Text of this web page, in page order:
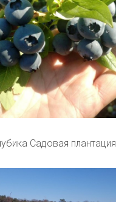
Садовая плантация